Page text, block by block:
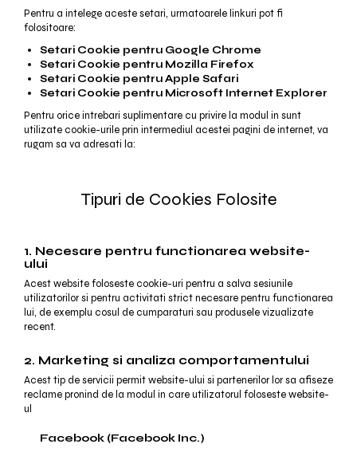
Pentru a intelege aceste setari, urmatoarele linkuri pot fi
folositoare:
Setari Cookie pentru Google Chrome
Setari Cookie pentru Mozilla Firefox
Setari Cookie pentru Apple Safari
Setari Cookie pentru Microsoft Internet Explorer
Pentru orice intrebari suplimentare cu privire la modul in sunt
utilizate cookie-urile prin intermediul acestei pagini de internet, va
rugam sa va adresati la:
Tipuri de Cookies Folosite
1. Necesare pentru functionarea website-
ului
Acest website foloseste cookie-uri pentru a salva sesiunile
utilizatorilor si pentru activitati strict necesare pentru functionarea
lui, de exemplu cosul de cumparaturi sau produsele vizualizate
recent.
2. Marketing si analiza comportamentului
Acest tip de servicii permit website-ului si partenerilor lor sa afiseze
reclame pronind de la modul in care utilizatorul foloseste website-
ul
Facebook (Facebook Inc.)